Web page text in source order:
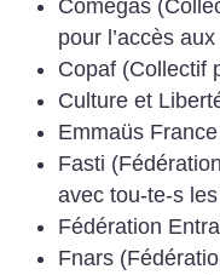
Comegas
pour l’accès
Copaf (Collectif
Culture et
Emmaüs France
Fasti
avec tou-te-s
Fédération
Fnars